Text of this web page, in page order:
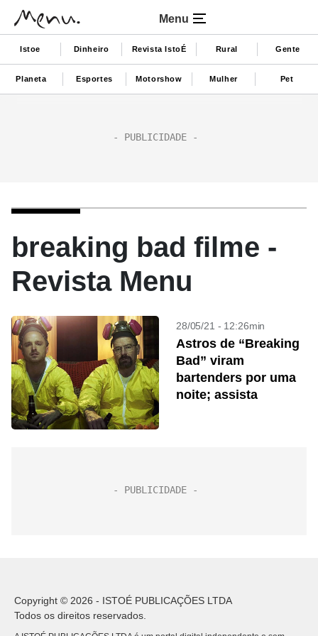
Menu
Istoe Dinheiro Revista IstoÉ Rural Gente
Planeta Esportes Motorshow Mulher Pet
breaking bad filme -
Revista Menu
28/05/21 - 12:26min
Astros de “Breaking
Bad” viram
bartenders por uma
noite; assista
Copyright © 2026 - ISTOÉ PUBLICAÇÕES LTDA
Todos os direitos reservados.